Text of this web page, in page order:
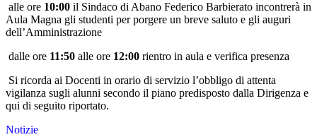
alle ore 10:00 il Sindaco di Abano Federico Barbierato incontrerà in
Aula Magna gli studenti per porgere un breve saluto e gli auguri
dell’Amministrazione
dalle ore 11:50 alle ore 12:00 rientro in aula e verifica presenza
Si ricorda ai Docenti in orario di servizio l’obbligo di attenta
vigilanza sugli alunni secondo il piano predisposto dalla Dirigenza e
qui di seguito riportato.
Notizie